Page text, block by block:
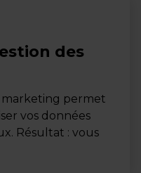
des
permet
vos données
Résultat : vous